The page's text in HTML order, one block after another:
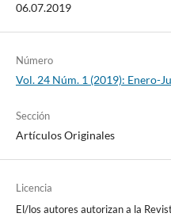
06.07.2019
Número
Vol. 24 Núm. 1 (2019): Enero-
Sección
Artículos Originales
Licencia
El/los autores autorizan a la